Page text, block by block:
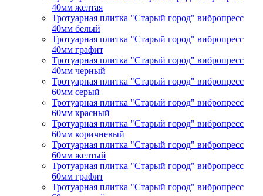
40мм желтая
Тротуарная плитка "Старый город" вибропресс
40мм белый
Тротуарная плитка "Старый город" вибропресс
40мм графит
Тротуарная плитка "Старый город" вибропресс
40мм черный
Тротуарная плитка "Старый город" вибропресс
60мм серый
Тротуарная плитка "Старый город" вибропресс
60мм красный
Тротуарная плитка "Старый город" вибропресс
60мм коричневый
Тротуарная плитка "Старый город" вибропресс
60мм желтый
Тротуарная плитка "Старый город" вибропресс
60мм графит
Тротуарная плитка "Старый город" вибропресс